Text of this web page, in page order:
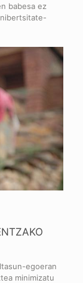
babesa ez
egoeran
minimizatu